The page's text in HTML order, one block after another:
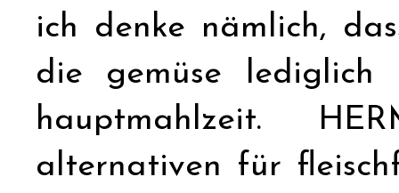
ich denke nämlich,
die gemüse
hauptmahlzeit.
alternativen für